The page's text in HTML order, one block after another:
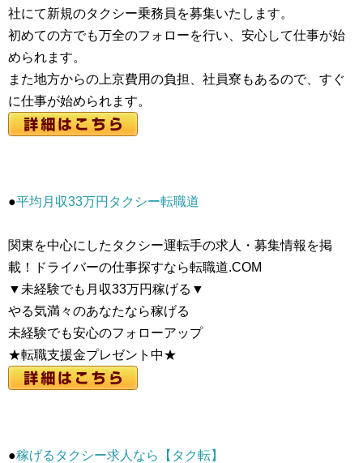
社にて新規のタクシー乗務員を募集いたします。
初めての方でも万全のフォローを行い、安心して仕事が始
められます。
また地方からの上京費用の負担、社員寮もあるので、すぐ
に仕事が始められます。
●平均月収33万円タクシー転職道
関東を中心にしたタクシー運転手の求人・募集情報を掲
載！ドライバーの仕事探すなら転職道.COM
▼未経験でも月収33万円稼げる▼
やる気満々のあなたなら稼げる
未経験でも安心のフォローアップ
★転職支援金プレゼント中★
●稼げるタクシー求人なら【タク転】